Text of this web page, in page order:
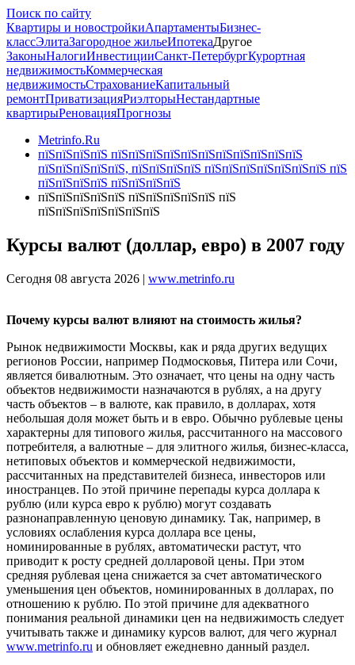
Поиск по сайту
Квартиры и новостройкиАпартаментыБизнес-
классЭлитаЗагородное жильеИпотекаДругое
ЗаконыНалогиИнвестицииСанкт-ПетербургКурортная
недвижимостьКоммерческая
недвижимостьСтрахованиеКапитальный
ремонтПриватизацияРиэлторыНестандартные
квартирыРеновацияПрогнозы
Metrinfo.Ru
пїЅпїЅпїЅпїЅ пїЅпїЅпїЅпїЅпїЅпїЅпїЅпїЅпїЅпїЅпїЅ
пїЅпїЅпїЅпїЅпїЅ, пїЅпїЅпїЅпїЅ пїЅпїЅпїЅпїЅпїЅпїЅпїЅ пїЅ
пїЅпїЅпїЅпїЅ пїЅпїЅпїЅпїЅ
пїЅпїЅпїЅпїЅпїЅ пїЅпїЅпїЅпїЅпїЅ пїЅ
пїЅпїЅпїЅпїЅпїЅпїЅпїЅ
Курсы валют (доллар, евро) в 2007 году
Сегодня 08 августа 2026 | www.metrinfo.ru
Почему курсы валют влияют на стоимость жилья?
Рынок недвижимости Москвы, как и ряда других ведущих
регионов России, например Подмосковья, Питера или Сочи,
является бивалютным. Это означает, что цены на одну часть
объектов недвижимости назначаются в рублях, а на другу
часть объектов – в валюте, как правило, в долларах, хотя
небольшая доля может быть и в евро. Обычно рублевые цены
характерны для типового жилья, рассчитанного на массового
потребителя, а валютные – для элитного жилья, бизнес-класса,
нетиповых объектов и коммерческой недвижимости,
рассчитанных на представителей бизнеса, инвесторов или
иностранцев. По этой причине перепады курса доллара к
рублю (или курса евро к рублю) могут создавать
разнонаправленную ценовую динамику. Так, например, в
условиях ослабления курса доллара все цены,
номинированные в рублях, автоматически растут, что
приводит к росту средней долларовой цены. При этом
средняя рублевая цена снижается за счет автоматического
уменьшения цен объектов, номинированных в долларах, по
отношению к рублю. По этой причине для адекватного
понимания реальной динамики цен на недвижимость следует
учитывать также и динамику курсов валют, для чего журнал
www.metrinfo.ru и обновляет ежедневно данный раздел.